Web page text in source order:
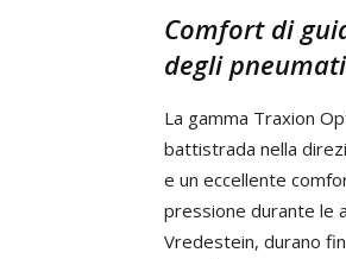
Comfort di
degli
La gamma Traxion
battistrada nella
e un eccellente
pressione durante le
Vredestein, durano